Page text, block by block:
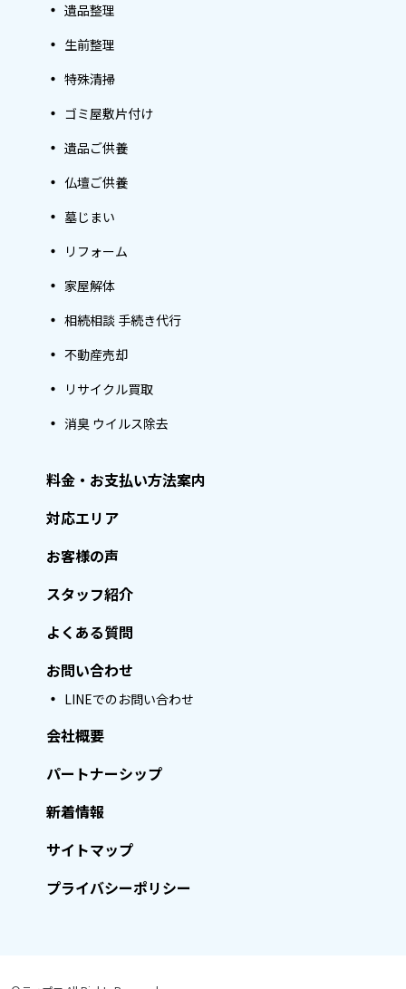
遺品整理
生前整理
特殊清掃
ゴミ屋敷片付け
遺品ご供養
仏壇ご供養
墓じまい
リフォーム
家屋解体
相続相談 手続き代行
不動産売却
リサイクル買取
消臭 ウイルス除去
料金・お支払い方法案内
対応エリア
お客様の声
スタッフ紹介
よくある質問
お問い合わせ
LINEでのお問い合わせ
会社概要
パートナーシップ
新着情報
サイトマップ
プライバシーポリシー